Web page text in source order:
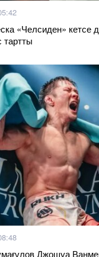
«Челсиден» кетсе
тартты
Джошуа